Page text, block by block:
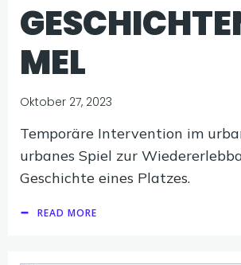
MEL
Oktober 27, 2023
Temporäre Intervention im
urbanes Spiel zur
Geschichte eines Platzes.
READ MORE